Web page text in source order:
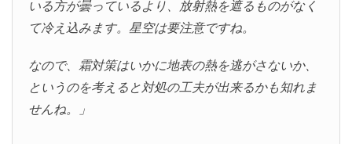
いる方が曇っているより、放射熱を遮るものがなく
て冷え込みます。星空は要注意ですね。
なので、霜対策はいかに地表の熱を逃がさないか、
というのを考えると対処の工夫が出来るかも知れま
せんね。」